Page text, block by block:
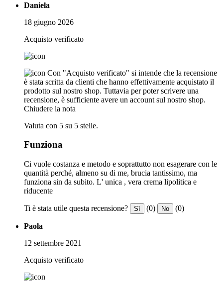
Daniela
18 giugno 2026
Acquisto verificato
Con "Acquisto verificato" si intende che la recensione
è stata scritta da clienti che hanno effettivamente acquistato il
prodotto sul nostro shop. Tuttavia per poter scrivere una
recensione, è sufficiente avere un account sul nostro shop.
Chiudere la nota
Valuta con 5 su 5 stelle.
Funziona
Ci vuole costanza e metodo e soprattutto non esagerare con le
quantità perché, almeno su di me, brucia tantissimo, ma
funziona sin da subito. L' unica , vera crema lipolitica e
riducente
Ti è stata utile questa recensione? Sì (0) No (0)
Paola
12 settembre 2021
Acquisto verificato